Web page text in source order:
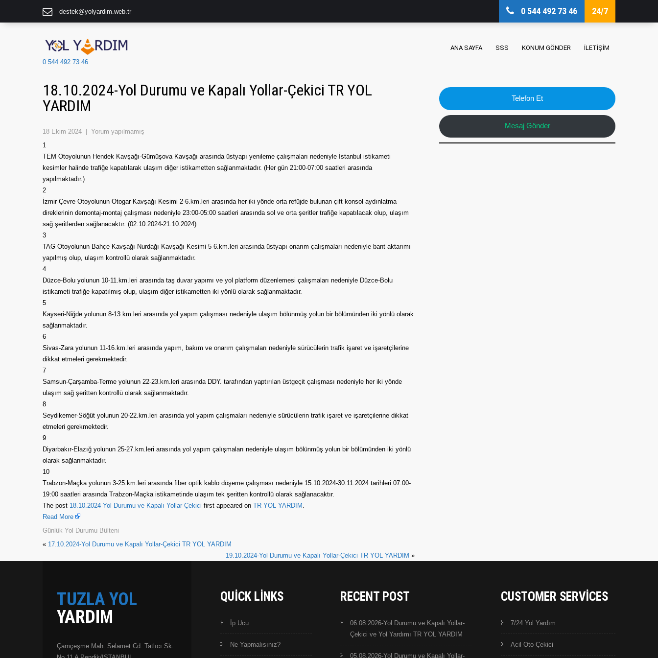
destek@yolyardim.web.tr 0 544 492 73 46 24/7
0 544 492 73 46
ANA SAYFA SSS KONUM GÖNDER İLETIŞIM
18.10.2024-Yol Durumu ve Kapalı Yollar-Çekici TR YOL
YARDIM
18 Ekim 2024
Yorum yapılmamış
1
TEM Otoyolunun Hendek Kavşağı-Gümüşova Kavşağı arasında üstyapı yenileme çalışmaları nedeniyle İstanbul istikameti
kesimler halinde trafiğe kapatılarak ulaşım diğer istikametten sağlanmaktadır. (Her gün 21:00-07:00 saatleri arasında
yapılmaktadır.)
2
İzmir Çevre Otoyolunun Otogar Kavşağı Kesimi 2-6.km.leri arasında her iki yönde orta refüjde bulunan çift konsol aydınlatma
direklerinin demontaj-montaj çalışması nedeniyle 23:00-05:00 saatleri arasında sol ve orta şeritler trafiğe kapatılacak olup, ulaşım
sağ şeritlerden sağlanacaktır. (02.10.2024-21.10.2024)
3
TAG Otoyolunun Bahçe Kavşağı-Nurdağı Kavşağı Kesimi 5-6.km.leri arasında üstyapı onarım çalışmaları nedeniyle bant aktarımı
yapılmış olup, ulaşım kontrollü olarak sağlanmaktadır.
4
Düzce-Bolu yolunun 10-11.km.leri arasında taş duvar yapımı ve yol platform düzenlemesi çalışmaları nedeniyle Düzce-Bolu
istikameti trafiğe kapatılmış olup, ulaşım diğer istikametten iki yönlü olarak sağlanmaktadır.
5
Kayseri-Niğde yolunun 8-13.km.leri arasında yol yapım çalışması nedeniyle ulaşım bölünmüş yolun bir bölümünden iki yönlü olarak
sağlanmaktadır.
6
Sivas-Zara yolunun 11-16.km.leri arasında yapım, bakım ve onarım çalışmaları nedeniyle sürücülerin trafik işaret ve işaretçilerine
dikkat etmeleri gerekmektedir.
7
Samsun-Çarşamba-Terme yolunun 22-23.km.leri arasında DDY. tarafından yaptırılan üstgeçit çalışması nedeniyle her iki yönde
ulaşım sağ şeritten kontrollü olarak sağlanmaktadır.
8
Seydikemer-Söğüt yolunun 20-22.km.leri arasında yol yapım çalışmaları nedeniyle sürücülerin trafik işaret ve işaretçilerine dikkat
etmeleri gerekmektedir.
9
Diyarbakır-Elazığ yolunun 25-27.km.leri arasında yol yapım çalışmaları nedeniyle ulaşım bölünmüş yolun bir bölümünden iki yönlü
olarak sağlanmaktadır.
10
Trabzon-Maçka yolunun 3-25.km.leri arasında fiber optik kablo döşeme çalışması nedeniyle 15.10.2024-30.11.2024 tarihleri 07:00-
19:00 saatleri arasında Trabzon-Maçka istikametinde ulaşım tek şeritten kontrollü olarak sağlanacaktır.
The post 18.10.2024-Yol Durumu ve Kapalı Yollar-Çekici first appeared on TR YOL YARDIM .
Read More
Günlük Yol Durumu Bülteni
« 17.10.2024-Yol Durumu ve Kapalı Yollar-Çekici TR YOL YARDIM
19.10.2024-Yol Durumu ve Kapalı Yollar-Çekici TR YOL YARDIM »
Telefon Et
Mesaj Gönder
TUZLA YOL
YARDIM
Çamçeşme Mah. Selamet Cd. Tatlıcı Sk.
QUICK LINKS
İp Ucu
Ne Yapmalısınız?
RECENT POST
06.08.2026-Yol Durumu ve Kapalı Yollar-
Çekici ve Yol Yardımı TR YOL YARDIM
05.08.2026-Yol Durumu ve Kapalı Yollar-
CUSTOMER SERVICES
7/24 Yol Yardım
Acil Oto Çekici